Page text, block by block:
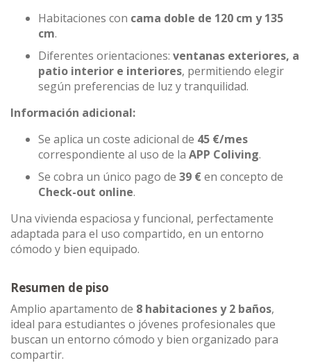
Habitaciones con cama doble de 120 cm y 135
cm.
Diferentes orientaciones: ventanas exteriores, a
patio interior e interiores, permitiendo elegir
según preferencias de luz y tranquilidad.
Información adicional:
Se aplica un coste adicional de 45 €/mes
correspondiente al uso de la APP Coliving.
Se cobra un único pago de 39 €en concepto de
Check-out online.
Una vivienda espaciosa y funcional, perfectamente
adaptada para el uso compartido, en un entorno
cómodo y bien equipado.
Resumen de piso
Amplio apartamento de 8 habitaciones y 2 baños,
ideal para estudiantes o jóvenes profesionales que
buscan un entorno cómodo y bien organizado para
compartir.